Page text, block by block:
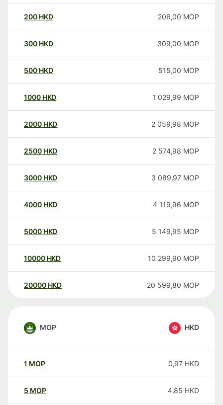
200 HKD 206,00 MOP
300 HKD 309,00 MOP
500 HKD 515,00 MOP
1000 HKD 1 029,99 MOP
2000 HKD 2 059,98 MOP
2500 HKD 2 574,98 MOP
3000 HKD 3 089,97 MOP
4000 HKD 4 119,96 MOP
5000 HKD 5 149,95 MOP
10000 HKD 10 299,90 MOP
20000 HKD 20 599,80 MOP
MOP HKD
1 MOP 0,97 HKD
5 MOP 4,85 HKD